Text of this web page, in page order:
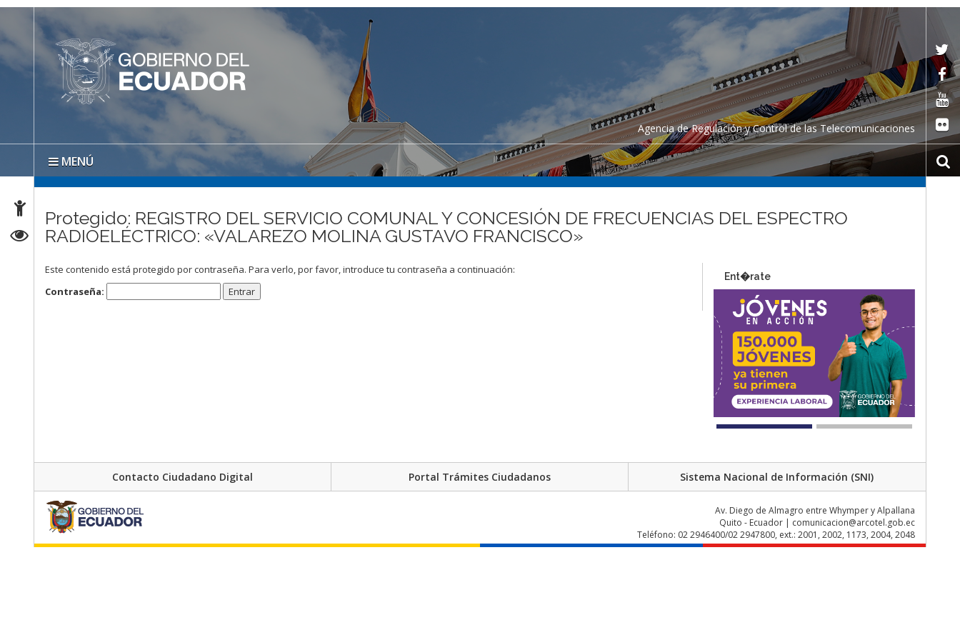
Agencia de Regulación y Control de las Telecomunicaciones
MENÚ
Protegido: REGISTRO DEL SERVICIO COMUNAL Y CONCESIÓN DE FRECUENCIAS DEL ESPECTRO
RADIOELÉCTRICO: «VALAREZO MOLINA GUSTAVO FRANCISCO»
Este contenido está protegido por contraseña. Para verlo, por favor, introduce tu contraseña a continuación:
Contraseña:
Ent�rate
Contacto Ciudadano Digital Portal Trámites Ciudadanos Sistema Nacional de Información (SNI)
Av. Diego de Almagro entre Whymper y Alpallana
Quito - Ecuador | comunicacion@arcotel.gob.ec
Teléfono: 02 2946400/02 2947800, ext.: 2001, 2002, 1173, 2004, 2048